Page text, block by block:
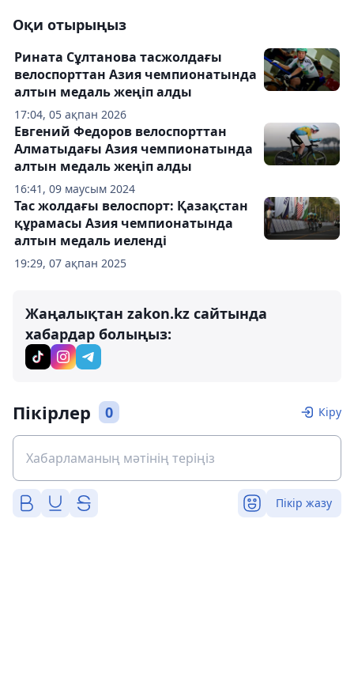
Оқи отырыңыз
17:04, 05 ақпан 2026
Рината Сұлтанова тасжолдағы
велоспорттан Азия чемпионатында
алтын медаль жеңіп алды
16:41, 09 маусым 2024
Евгений Федоров велоспорттан
Алматыдағы Азия чемпионатында
алтын медаль жеңіп алды
19:29, 07 ақпан 2025
Тас жолдағы велоспорт: Қазақстан
құрамасы Азия чемпионатында
алтын медаль иеленді
Жаңалықтан zakon.kz сайтында
хабардар болыңыз:
Пікірлер 0 Кіру
Пікір жазу